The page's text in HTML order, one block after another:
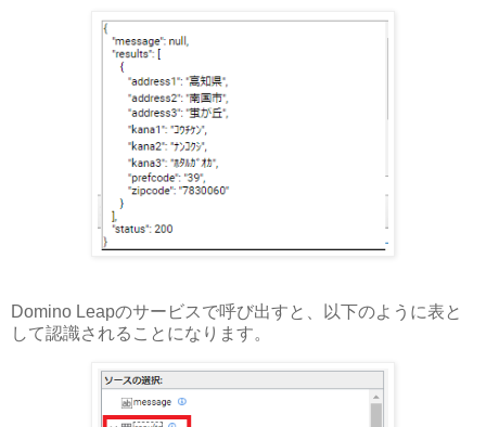
Domino Leapのサービスで呼び出すと、以下のように表と
して認識されることになります。